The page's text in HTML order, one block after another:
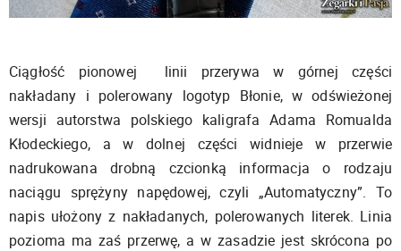
Ciągłość pionowej linii przerywa w górnej części
nakładany i polerowany logotyp Błonie, w odświeżonej
wersji autorstwa polskiego kaligrafa Adama Romualda
Kłodeckiego, a w dolnej części widnieje w przerwie
nadrukowana drobną czcionką informacja o rodzaju
naciągu sprężyny napędowej, czyli „Automatyczny”. To
napis ułożony z nakładanych, polerowanych literek. Linia
pozioma ma zaś przerwę, a w zasadzie jest skrócona po